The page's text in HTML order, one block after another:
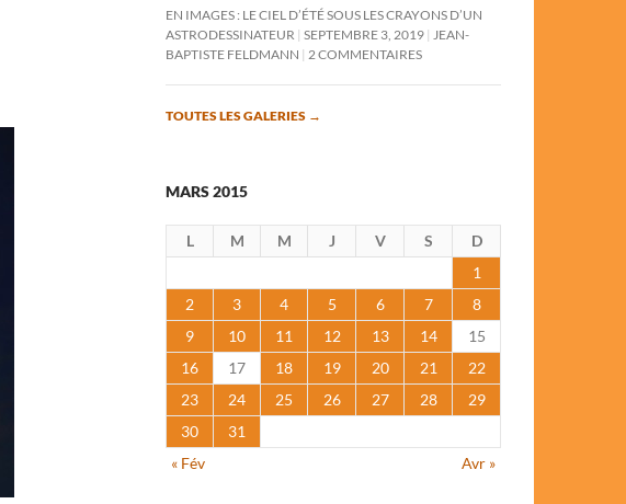
EN IMAGES : LE CIEL D’ÉTÉ SOUS LES CRAYONS D’UN
ASTRODESSINATEUR SEPTEMBRE 3, 2019
JEAN-
BAPTISTE FELDMANN
2 COMMENTAIRES
TOUTES LES GALERIES →
MARS 2015
L M M J V S
D
1
2
3 4 5 6 7
8
9
10 11 12 13 14
15
16
17 18 19 20 21
22
23
24 25 26 27 28
29
30
31
« Fév
Avr »